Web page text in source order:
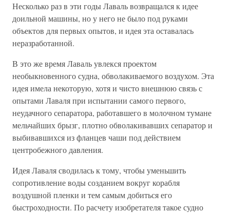
Несколько раз в эти годы Лаваль возвращался к идее
доильной машины, но у него не было под руками
объектов для первых опытов, и идея эта оставалась
неразработанной.
В это же время Лаваль увлекся проектом
необыкновенного судна, обволакиваемого воздухом. Эта
идея имела некоторую, хотя и чисто внешнюю связь с
опытами Лаваля при испытании самого первого,
неудачного сепаратора, работавшего в молочном тумане
мельчайших брызг, плотно обволакивавших сепаратор и
выбивавшихся из фланцев чаши под действием
центробежного давления.
Идея Лаваля сводилась к тому, чтобы уменьшить
сопротивление воды созданием вокруг корабля
воздушной пленки и тем самым добиться его
быстроходности. По расчету изобретателя такое судно